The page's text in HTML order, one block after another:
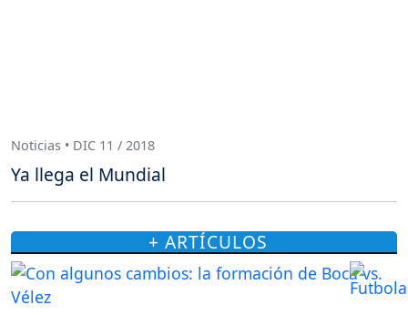
Noticias • DIC 11 / 2018
Ya llega el Mundial
+ ARTÍCULOS